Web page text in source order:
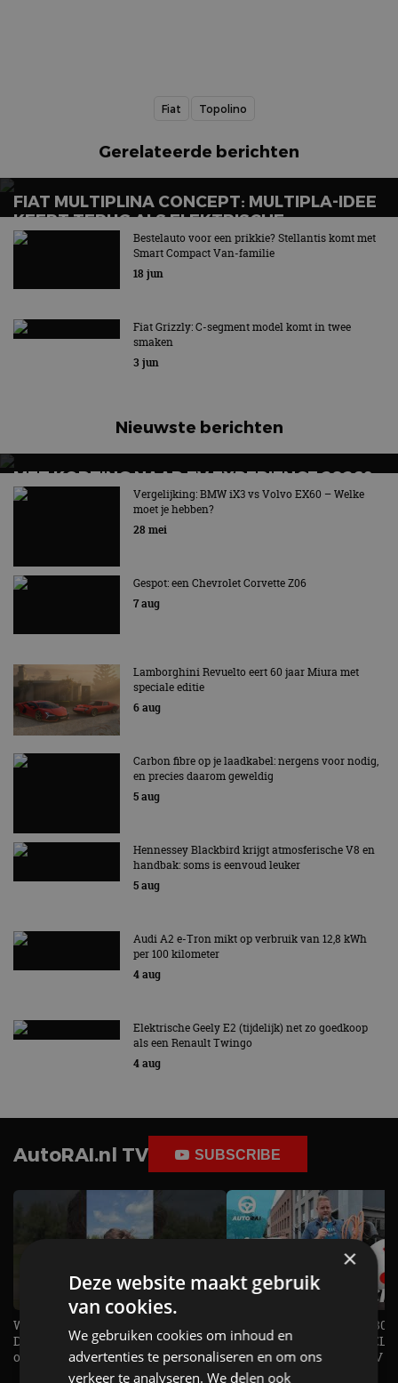
Fiat Topolino
Gerelateerde berichten
FIAT MULTIPLINA CONCEPT: MULTIPLA-IDEE
KEERT TERUG ALS ELEKTRISCHE
VIERZITTER
Een geinig karretje
Bestelauto voor een prikkie? Stellantis komt met
Smart Compact Van-familie
18 jun
Fiat Grizzly: C-segment model komt in twee
smaken
3 jun
Nieuwste berichten
MET KORTING NAAR EV EXPERIENCE 2026?
AUTORAI REGELT HET!
EV Experience 2026 van 24 tot 26 september
Vergelijking: BMW iX3 vs Volvo EX60 – Welke
moet je hebben?
28 mei
Gespot: een Chevrolet Corvette Z06
7 aug
Lamborghini Revuelto eert 60 jaar Miura met
speciale editie
6 aug
Carbon fibre op je laadkabel: nergens voor nodig,
en precies daarom geweldig
5 aug
Hennessey Blackbird krijgt atmosferische V8 en
handbak: soms is eenvoud leuker
5 aug
Audi A2 e-Tron mikt op verbruik van 12,8 kWh
per 100 kilometer
4 aug
Elektrische Geely E2 (tijdelijk) net zo goedkoop
als een Renault Twingo
4 aug
AutoRAI.nl TV SUBSCRIBE
Welke elektrische auto past bij jou?
De EV Experience geeft antwoord
op je vraag! - AutoRAI TV
1.500 KG Trekgewicht & 380
elektrische pk's, maar
AUTO is het? - AutoRAI TV
×
Deze website maakt gebruik
van cookies.
We gebruiken cookies om inhoud en
advertenties te personaliseren en om ons
verkeer te analyseren. We delen ook